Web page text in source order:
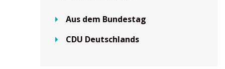
Aus dem Bundestag
CDU Deutschlands